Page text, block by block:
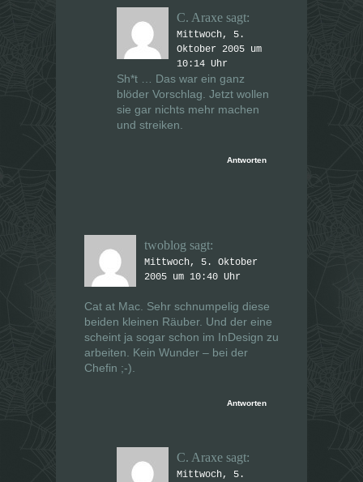
C. Araxe sagt:
Mittwoch, 5.
Oktober 2005 um
10:14 Uhr
Sh*t … Das war ein ganz
blöder Vorschlag. Jetzt wollen
sie gar nichts mehr machen
und streiken.
Antworten
twoblog sagt:
Mittwoch, 5. Oktober
2005 um 10:40 Uhr
Cat at Mac. Sehr schnumpelig diese
beiden kleinen Räuber. Und der eine
scheint ja sogar schon im InDesign zu
arbeiten. Kein Wunder – bei der
Chefin ;-).
Antworten
C. Araxe sagt:
Mittwoch, 5.